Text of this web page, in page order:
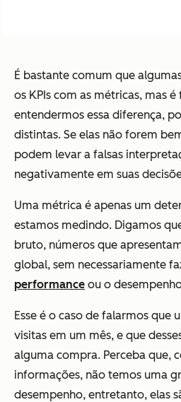
É bastante comum que
os KPIs com as métricas, mas
entendermos essa diferença,
distintas. Se elas não forem
podem levar a falsas
negativamente em suas
Uma métrica é apenas um
estamos medindo. Digamos
bruto, números que
global, sem necessariamente
performance ou o
Esse é o caso de falarmos que
visitas em um mês, e que
alguma compra. Perceba que,
informações, não temos uma
desempenho, entretanto, elas